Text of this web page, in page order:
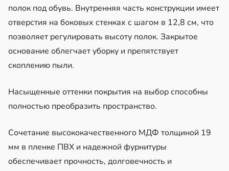
полок под обувь. Внутренняя часть конструкции имеет
отверстия на боковых стенках с шагом в 12,8 см, что
позволяет регулировать высоту полок. Закрытое
основание облегчает уборку и препятствует
скоплению пыли.
Насыщенные оттенки покрытия на выбор способны
полностью преобразить пространство.
Сочетание высококачественного МДФ толщиной 19
мм в пленке ПВХ и надежной фурнитуры
обеспечивает прочность, долговечность и